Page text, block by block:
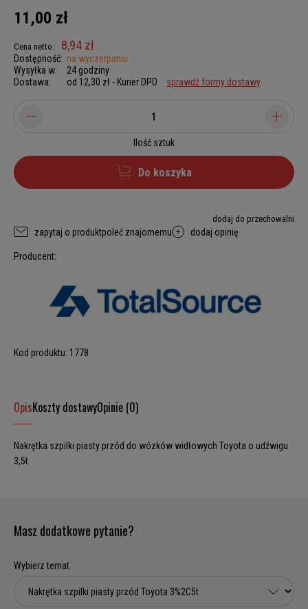
11,00 zł
Cena netto: 8,94 zł
Dostępność: na wyczerpaniu
Wysyłka w:
24 godziny
Dostawa:
od 12,30 zł - Kurier DPD sprawdź formy dostawy
Ilość sztuk
Do koszyka
dodaj do przechowalni
zapytaj o produktpoleć znajomemu dodaj opinię
Producent:
Kod produktu: 1778
OpisKoszty dostawyOpinie (0)
Nakrętka szpilki piasty przód do wózków widłowych Toyota o udźwigu
3,5t
Masz dodatkowe pytanie?